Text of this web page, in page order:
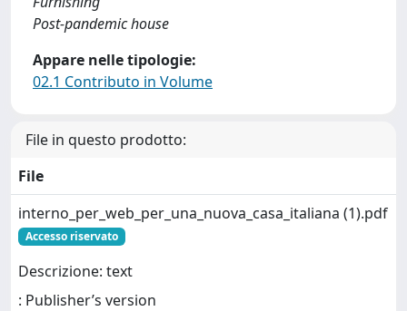
Post-pandemic house
Appare nelle tipologie:
02.1 Contributo in Volume
File in questo prodotto:
File
interno_per_web_per_una_nuova_casa_italiana (1).pdf
Accesso riservato
Descrizione: text
: Publisher’s version